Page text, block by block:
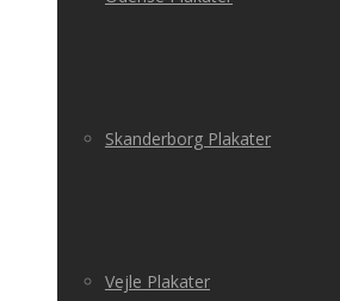
Skanderborg Plakater
Vejle Plakater